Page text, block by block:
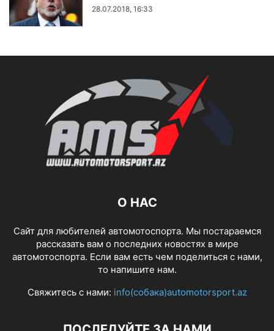
28.07.2018, 16:33
О НАС
Сайт для любителей автомотоспорта. Мы постараемся
рассказать вам о последних новостях в мире
автомотоспорта. Если вам есть чем поделиться с нами,
то напишите нам.
Свяжитесь с нами: info(собака)automotorsport.az